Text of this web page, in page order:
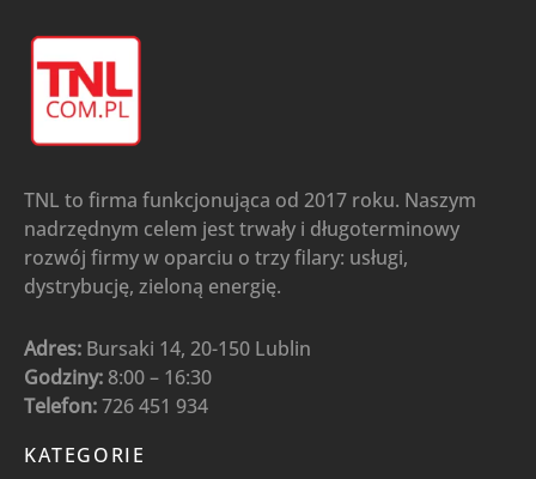
TNL to firma funkcjonująca od 2017 roku. Naszym
nadrzędnym celem jest trwały i długoterminowy
rozwój firmy w oparciu o trzy filary: usługi,
dystrybucję, zieloną energię.
Adres: Bursaki 14, 20-150 Lublin
Godziny: 8:00 – 16:30
Telefon:726 451 934
KATEGORIE